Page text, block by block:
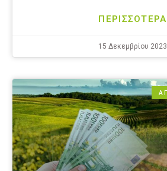
ΠΕΡΙΣΣΟΤΕΡΑ
15 Δεκεμβρίου 2023